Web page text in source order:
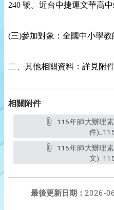
240 號。近台中捷運文華高中
(三)參加對象：全國中小學教
二、 其他相關資料：詳見附件
相關附件
件
文
最後更新日期： 2026-